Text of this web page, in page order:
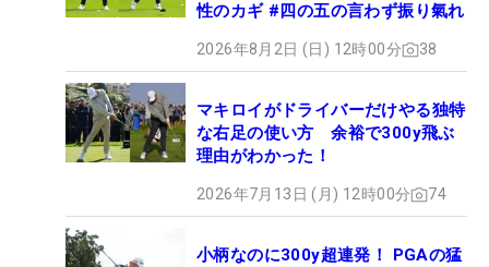
性のカギ #四の五の言わず振り氣れ
2026年8月2日 (日) 12時00分 38
マキロイがドライバーだけやる独特
な右足の使い方 余裕で300y飛ぶ
理由がわかった！
2026年7月13日 (月) 12時00分 74
小柄なのに300y超連発！ PGAの猛